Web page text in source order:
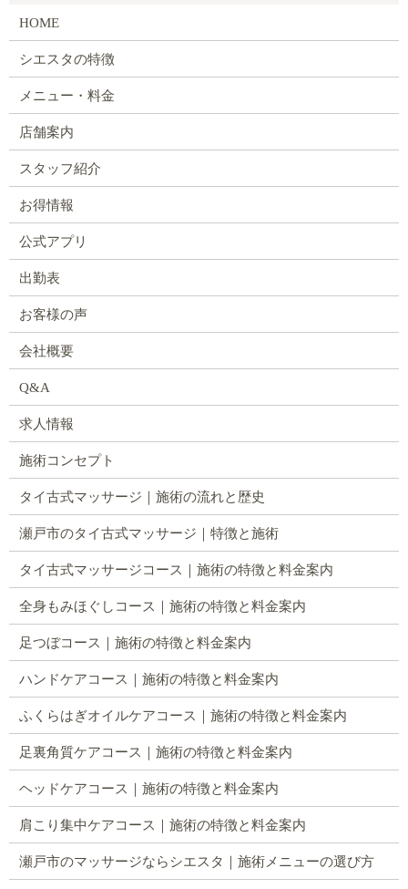
HOME
シエスタの特徴
メニュー・料金
店舗案内
スタッフ紹介
お得情報
公式アプリ
出勤表
お客様の声
会社概要
Q&A
求人情報
施術コンセプト
タイ古式マッサージ｜施術の流れと歴史
瀬戸市のタイ古式マッサージ｜特徴と施術
タイ古式マッサージコース｜施術の特徴と料金案内
全身もみほぐしコース｜施術の特徴と料金案内
足つぼコース｜施術の特徴と料金案内
ハンドケアコース｜施術の特徴と料金案内
ふくらはぎオイルケアコース｜施術の特徴と料金案内
足裏角質ケアコース｜施術の特徴と料金案内
ヘッドケアコース｜施術の特徴と料金案内
肩こり集中ケアコース｜施術の特徴と料金案内
瀬戸市のマッサージならシエスタ｜施術メニューの選び方